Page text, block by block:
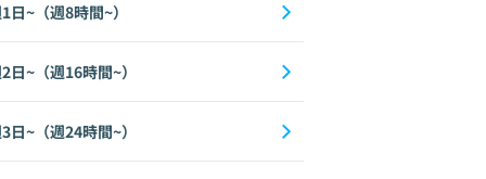
日~（週8時間~）
日~（週16時間~）
日~（週24時間~）